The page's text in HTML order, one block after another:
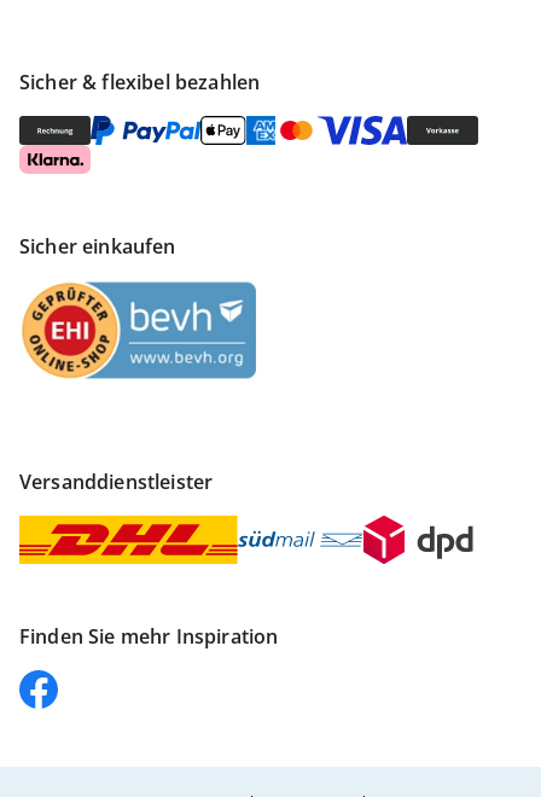
Sicher & flexibel bezahlen
Sicher einkaufen
Versanddienstleister
Finden Sie mehr Inspiration